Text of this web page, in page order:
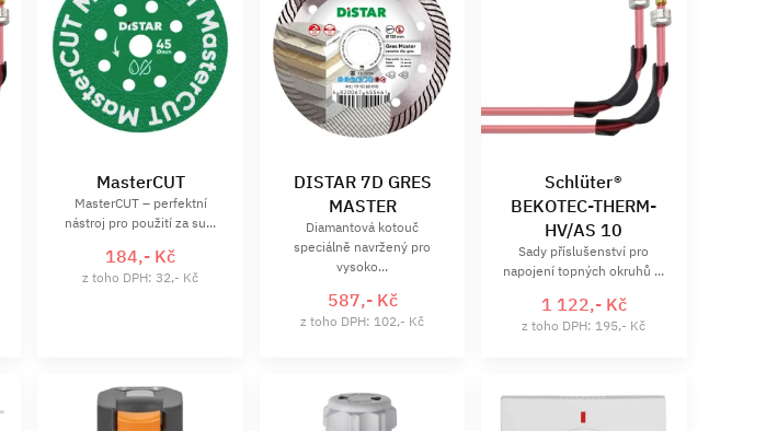
MasterCUT
MasterCUT – perfektní
nástroj pro použití za su...
184,- Kč
z toho DPH: 32,- Kč
DISTAR 7D GRES
MASTER
Diamantová kotouč
speciálně navržený pro
vysoko...
587,- Kč
z toho DPH: 102,- Kč
Schlüter®
BEKOTEC-THERM-
HV/AS 10
Sady příslušenství pro
napojení topných okruhů ...
1 122,- Kč
z toho DPH: 195,- Kč